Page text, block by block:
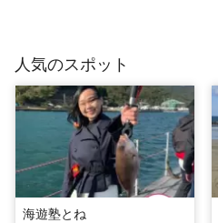
人気のスポット
海遊塾とね